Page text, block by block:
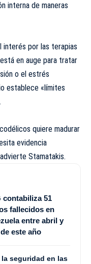
interna de maneras
interés por las terapias
en auge para tratar
o el estrés
establece «límites
quiere madurar
evidencia
Stamatakis.
contabiliza 51
fallecidos en
entre abril y
este año
seguridad en las